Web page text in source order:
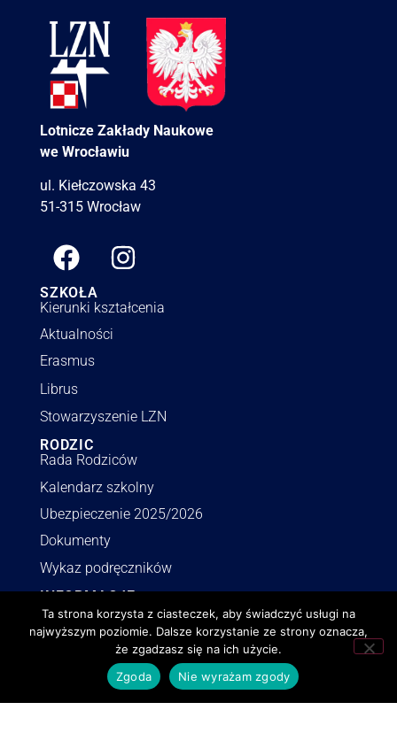
Lotnicze Zakłady Naukowe
we Wrocławiu
ul. Kiełczowska 43
51-315 Wrocław
SZKOŁA
Kierunki kształcenia
Aktualności
Erasmus
Librus
Stowarzyszenie LZN
RODZIC
Rada Rodziców
Kalendarz szkolny
Ubezpieczenie 2025/2026
Dokumenty
Wykaz podręczników
INFORMACJE
Polityka RODO
Deklaracja dostępności
Polityka o cookies
Ta strona korzysta z ciasteczek, aby świadczyć usługi na
najwyższym poziomie. Dalsze korzystanie ze strony oznacza,
że zgadzasz się na ich użycie.
Zgoda
Nie wyrażam zgody